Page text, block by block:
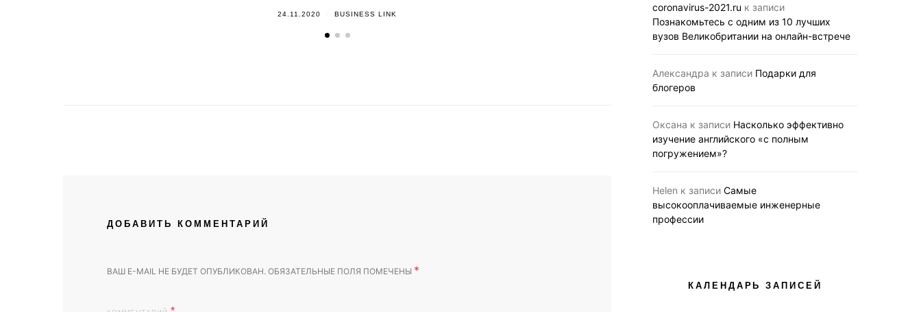
24.11.2020 BUSINESS LINK
ДОБАВИТЬ КОММЕНТАРИЙ
ВАШ E-MAIL НЕ БУДЕТ ОПУБЛИКОВАН. ОБЯЗАТЕЛЬНЫЕ ПОЛЯ ПОМЕЧЕНЫ *
coronavirus-2021.ru к записи
Познакомьтесь с одним из 10 лучших
вузов Великобритании на онлайн-встрече
Александра к записи Подарки для
блогеров
Оксана к записи Насколько эффективно
изучение английского «с полным
погружением»?
Helen к записи Самые
высокооплачиваемые инженерные
профессии
КАЛЕНДАРЬ ЗАПИСЕЙ